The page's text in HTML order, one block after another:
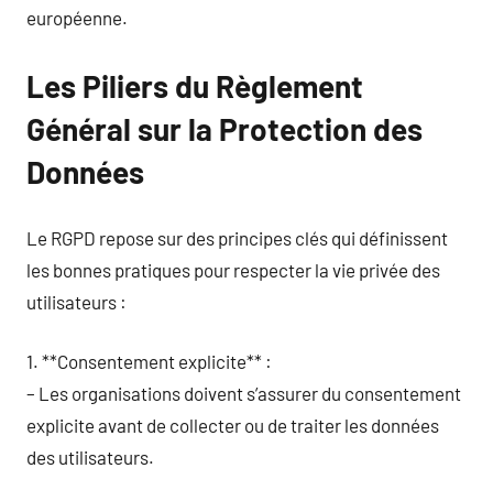
européenne.
Les Piliers du Règlement
Général sur la Protection des
Données
Le RGPD repose sur des principes clés qui définissent
les bonnes pratiques pour respecter la vie privée des
utilisateurs :
1. **Consentement explicite** :
– Les organisations doivent s’assurer du consentement
explicite avant de collecter ou de traiter les données
des utilisateurs.